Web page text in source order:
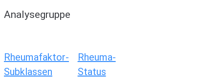
Analysegruppe
Rheumafaktor-
Subklassen
Rheuma-
Status